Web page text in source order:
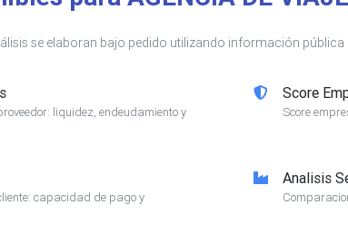
se elaboran bajo pedido utilizando información
liquidez, endeudamiento y
Score
Score
capacidad de pago y
Analisis